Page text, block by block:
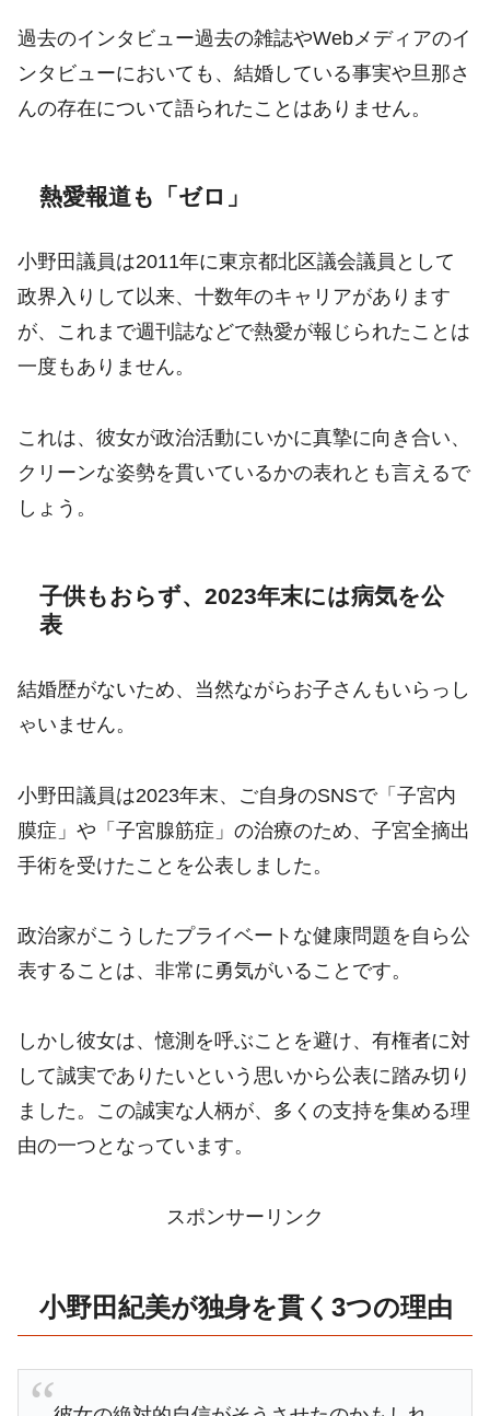
過去のインタビュー過去の雑誌やWebメディアのイ
ンタビューにおいても、結婚している事実や旦那さ
んの存在について語られたことはありません。
熱愛報道も「ゼロ」
小野田議員は2011年に東京都北区議会議員として
政界入りして以来、十数年のキャリアがあります
が、これまで週刊誌などで熱愛が報じられたことは
一度もありません。
これは、彼女が政治活動にいかに真摯に向き合い、
クリーンな姿勢を貫いているかの表れとも言えるで
しょう。
子供もおらず、2023年末には病気を公
表
結婚歴がないため、当然ながらお子さんもいらっし
ゃいません。
小野田議員は2023年末、ご自身のSNSで「子宮内
膜症」や「子宮腺筋症」の治療のため、子宮全摘出
手術を受けたことを公表しました。
政治家がこうしたプライベートな健康問題を自ら公
表することは、非常に勇気がいることです。
しかし彼女は、憶測を呼ぶことを避け、有権者に対
して誠実でありたいという思いから公表に踏み切り
ました。この誠実な人柄が、多くの支持を集める理
由の一つとなっています。
スポンサーリンク
小野田紀美が独身を貫く3つの理由